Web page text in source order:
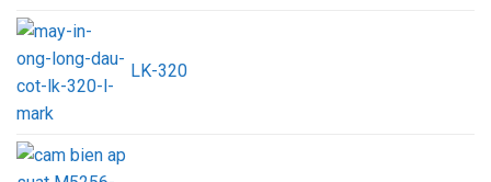
LK-320